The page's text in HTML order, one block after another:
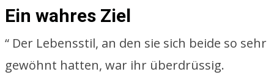
Ein wahres Ziel
“ Der Lebensstil, an den sie sich beide so sehr
gewöhnt hatten, war ihr überdrüssig.